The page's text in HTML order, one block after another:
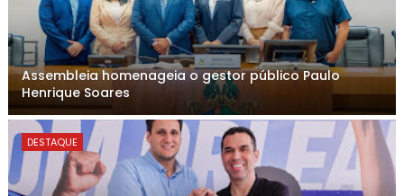
Assembleia homenageia o gestor público Paulo
Henrique Soares
DESTAQUE